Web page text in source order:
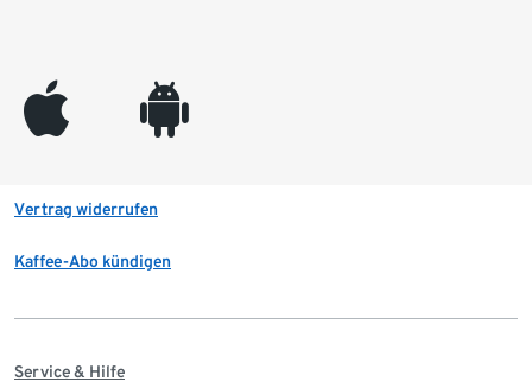
appleinc android
Vertrag widerrufen
Kaffee-Abo kündigen
Service & Hilfe